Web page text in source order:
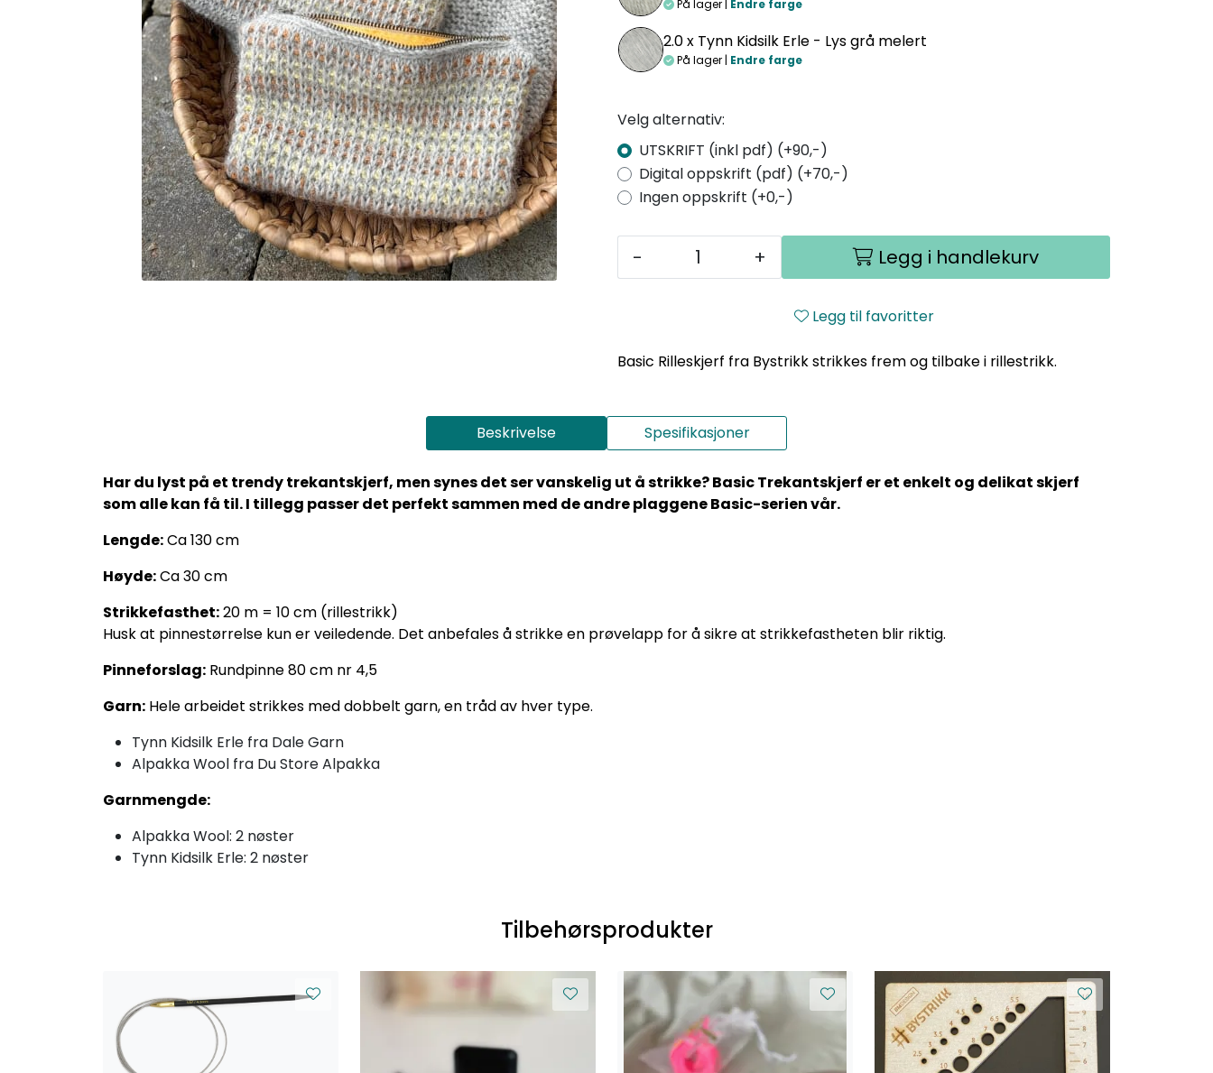
På lager | Endre farge
2.0 x Tynn Kidsilk Erle - Lys grå melert
På lager | Endre farge
Velg alternativ:
UTSKRIFT (inkl pdf) (+90,-)
Digital oppskrift (pdf) (+70,-)
Ingen oppskrift (+0,-)
- + Legg i handlekurv
Legg til favoritter
Basic Rilleskjerf fra Bystrikk strikkes frem og tilbake i rillestrikk.
Beskrivelse Spesifikasjoner
Har du lyst på et trendy trekantskjerf, men synes det ser vanskelig ut å strikke? Basic Trekantskjerf er et enkelt og delikat skjerf
som alle kan få til. I tillegg passer det perfekt sammen med de andre plaggene Basic-serien vår.
Lengde:Ca 130 cm
Høyde:Ca 30 cm
Strikkefasthet:20 m = 10 cm (rillestrikk)
Husk at pinnestørrelse kun er veiledende. Det anbefales å strikke en prøvelapp for å sikre at strikkefastheten blir riktig.
Pinneforslag: Rundpinne 80 cm nr 4,5
Garn: Hele arbeidet strikkes med dobbelt garn, en tråd av hver type.
Tynn Kidsilk Erle fra Dale Garn
Alpakka Wool fra Du Store Alpakka
Garnmengde:
Alpakka Wool: 2 nøster
Tynn Kidsilk Erle: 2 nøster
Tilbehørsprodukter